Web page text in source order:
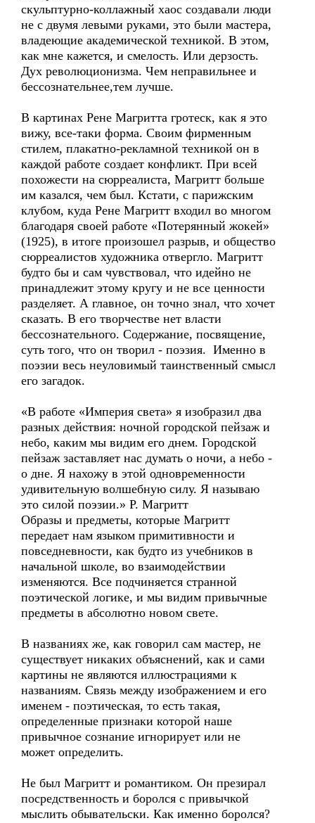
скульптурно-коллажный хаос создавали люди
не с двумя левыми руками, это были мастера,
владеющие академической техникой. В этом,
как мне кажется, и смелость. Или дерзость.
Дух революционизма. Чем неправильнее и
бессознательнее,тем лучше.
В картинах Рене Магритта гротеск, как я это
вижу, все-таки форма. Своим фирменным
стилем, плакатно-рекламной техникой он в
каждой работе создает конфликт. При всей
похожести на сюрреалиста, Магритт больше
им казался, чем был. Кстати, с парижским
клубом, куда Рене Магритт входил во многом
благодаря своей работе «Потерянный жокей»
(1925), в итоге произошел разрыв, и общество
сюрреалистов художника отвергло. Магритт
будто бы и сам чувствовал, что идейно не
принадлежит этому кругу и не все ценности
разделяет. А главное, он точно знал, что хочет
сказать. В его творчестве нет власти
бессознательного. Содержание, посвящение,
суть того, что он творил - поэзия. Именно в
поэзии весь неуловимый таинственный смысл
его загадок.
«В работе «Империя света» я изобразил два
разных действия: ночной городской пейзаж и
небо, каким мы видим его днем. Городской
пейзаж заставляет нас думать о ночи, а небо -
о дне. Я нахожу в этой одновременности
удивительную волшебную силу. Я называю
это силой поэзии.» Р. Магритт
Образы и предметы, которые Магритт
передает нам языком примитивности и
повседневности, как будто из учебников в
начальной школе, во взаимодействии
изменяются. Все подчиняется странной
поэтической логике, и мы видим привычные
предметы в абсолютно новом свете.
В названиях же, как говорил сам мастер, не
существует никаких объяснений, как и сами
картины не являются иллюстрациями к
названиям. Связь между изображением и его
именем - поэтическая, то есть такая,
определенные признаки которой наше
привычное сознание игнорирует или не
может определить.
Не был Магритт и романтиком. Он презирал
посредственность и боролся с привычкой
мыслить обывательски. Как именно боролся?